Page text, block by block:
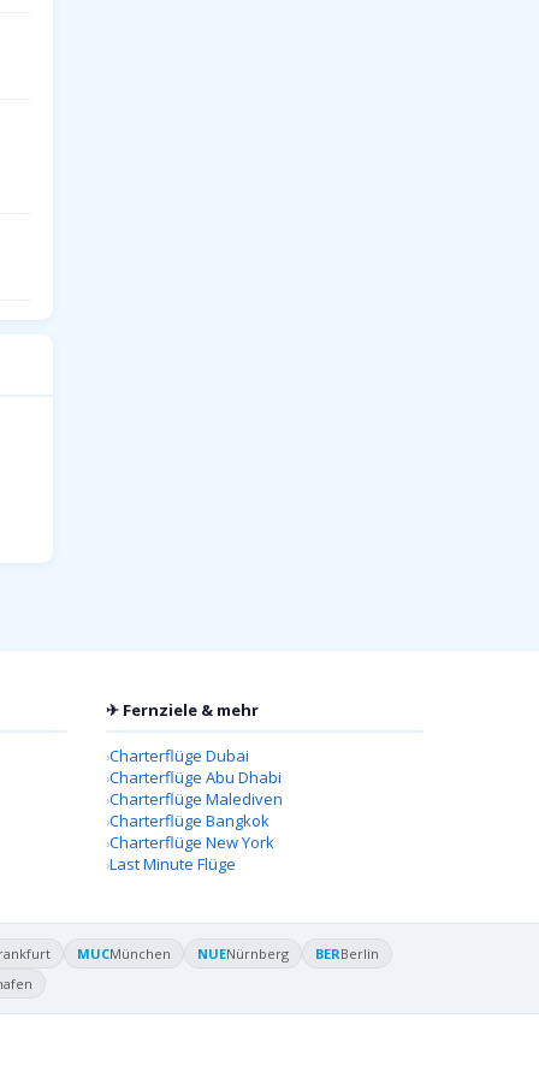
✈ Fernziele & mehr
Charterflüge Dubai
Charterflüge Abu Dhabi
Charterflüge Malediven
Charterflüge Bangkok
Charterflüge New York
Last Minute Flüge
MUCMünchen NUENürnberg BERBerlin